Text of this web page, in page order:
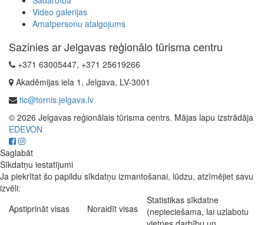
Video galerijas
Amatpersonu atalgojums
Sazinies ar Jelgavas reģionālo tūrisma centru
+371 63005447, +371 25619266
Akadēmijas iela 1, Jelgava, LV-3001
tic@tornis.jelgava.lv
© 2026 Jelgavas reģionālais tūrisma centrs. Mājas lapu izstrādāja
EDEVON
Saglabāt
Sīkdatņu iestatījumi
Ja piekrītat šo papildu sīkdatņu izmantošanai, lūdzu, atzīmējiet savu
izvēli:
Apstiprināt visas
Noraidīt visas
Statistikas sīkdatne
(nepieciešama, lai uzlabotu